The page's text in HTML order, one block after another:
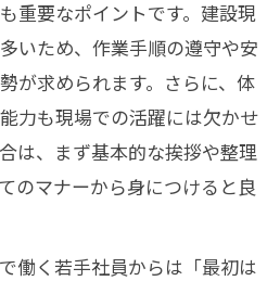
視すべき職場環境とは
ランスが良い建設業求人
を持つ建設業求人の見極
した建設業求人の探し方
職場の見極め方とは
重要なポイントです。建設現
いため、作業手順の遵守や安
が求められます。さらに、体
力も現場での活躍には欠かせ
は、まず基本的な挨拶や整理
のマナーから身につけると良
働く若手社員からは「最初は